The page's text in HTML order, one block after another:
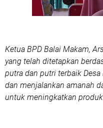
Ketua BPD Balai Makam,
yang telah ditetapkan
putra dan putri terbaik
dan menjalankan amanah
untuk meningkatkan